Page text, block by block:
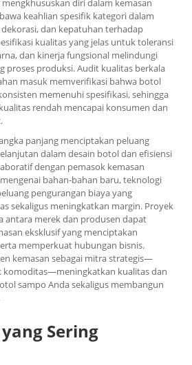
diri dalam kemasan
keahlian spesifik kategori dalam
dan kepatuhan terhadap
kualitas yang jelas untuk toleransi
dan kinerja fungsional melindungi
proses produksi. Audit kualitas berkala
masuk memverifikasi bahwa botol
memenuhi spesifikasi, sehingga
rendah mencapai konsumen dan
panjang menciptakan peluang
dalam desain botol dan efisiensi
dengan pemasok kemasan
bahan-bahan baru, teknologi
pengurangan biaya yang
sekaligus meningkatkan margin. Proyek
antara merek dan produsen dapat
eksklusif yang menciptakan
memperkuat hubungan bisnis.
kemasan sebagai mitra strategis—
komoditas—meningkatkan kualitas dan
sampo Anda sekaligus membangun
Sering